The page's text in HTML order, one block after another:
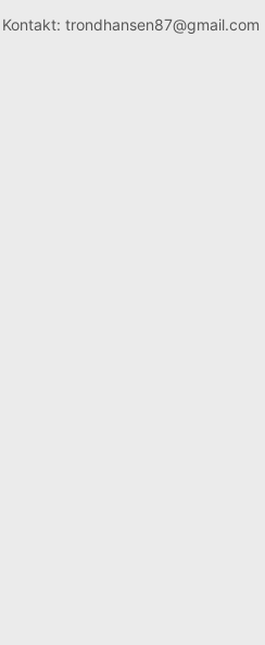
Kontakt: trondhansen87@gmail.com